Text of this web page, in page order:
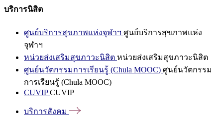
บริการนิสิต
ศูนย์บริการสุขภาพแห่งจุฬาฯ ศูนย์บริการสุขภาพแห่ง
จุฬาฯ
หน่วยส่งเสริมสุขภาวะนิสิต หน่วยส่งเสริมสุขภาวะนิสิต
ศูนย์นวัตกรรมการเรียนรู้ (Chula MOOC) ศูนย์นวัตกรรม
การเรียนรู้ (Chula MOOC)
CUVIPCUVIP
บริการสังคม